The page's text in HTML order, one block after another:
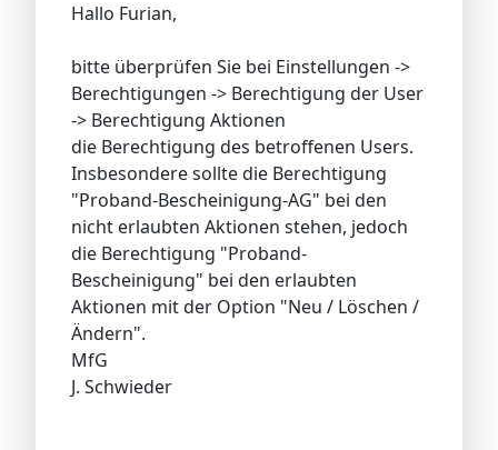
Hallo Furian,
bitte überprüfen Sie bei Einstellungen ->
Berechtigungen -> Berechtigung der User
-> Berechtigung Aktionen
die Berechtigung des betroffenen Users.
Insbesondere sollte die Berechtigung
"Proband-Bescheinigung-AG" bei den
nicht erlaubten Aktionen stehen, jedoch
die Berechtigung "Proband-
Bescheinigung" bei den erlaubten
Aktionen mit der Option "Neu / Löschen /
Ändern".
MfG
J. Schwieder